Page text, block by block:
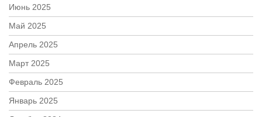
Июнь 2025
Май 2025
Апрель 2025
Март 2025
Февраль 2025
Январь 2025